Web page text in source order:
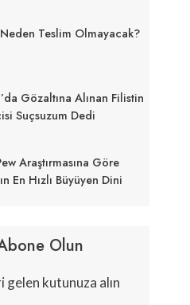
Teslim Olmayacak?
Gözaltına Alınan Filistin
Suçsuzum Dedi
Araştırmasına Göre
En Hızlı Büyüyen Dini
Olun
gelen kutunuza alın